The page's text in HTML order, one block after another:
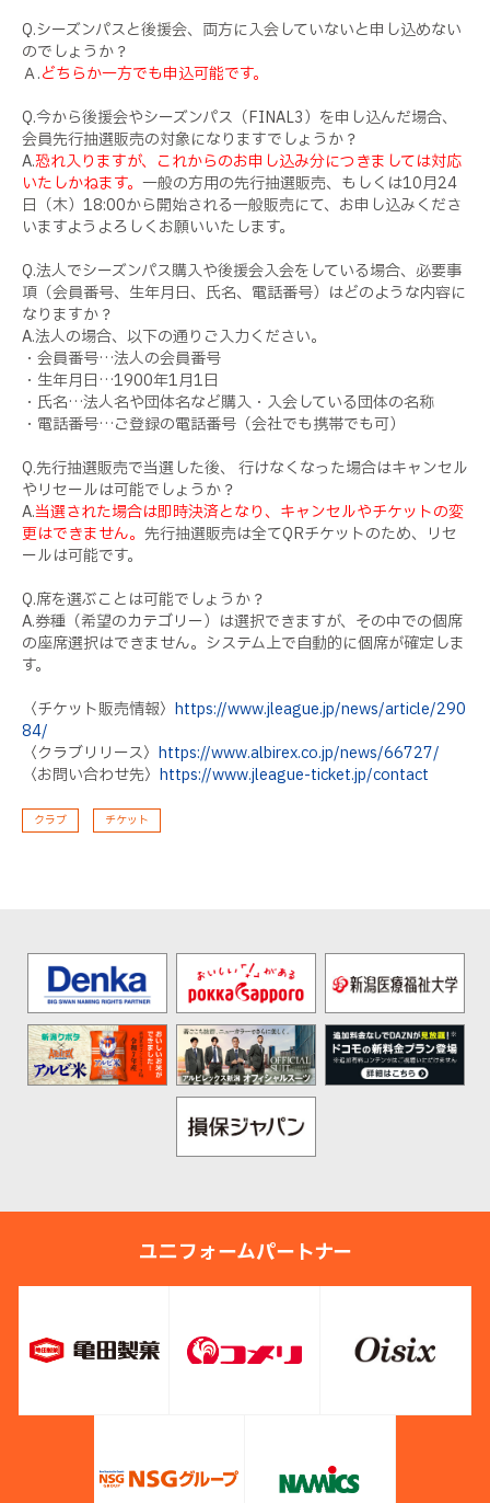
Q.シーズンパスと後援会、両方に入会していないと申し込めない
のでしょうか？
Ａ.どちらか一方でも申込可能です。
Q.今から後援会やシーズンパス（FINAL3）を申し込んだ場合、
会員先行抽選販売の対象になりますでしょうか？
A.恐れ入りますが、これからのお申し込み分につきましては対応
いたしかねます。 一般の方用の先行抽選販売、もしくは10月24
日（木）18:00から開始される一般販売にて、お申し込みくださ
いますようよろしくお願いいたします。
Q.法人でシーズンパス購入や後援会入会をしている場合、必要事
項（会員番号、生年月日、氏名、電話番号）はどのような内容に
なりますか？
A.法人の場合、以下の通りご入力ください。
・会員番号…法人の会員番号
・生年月日…1900年1月1日
・氏名…法人名や団体名など購入・入会している団体の名称
・電話番号…ご登録の電話番号（会社でも携帯でも可）
Q.先行抽選販売で当選した後、 行けなくなった場合はキャンセル
やリセールは可能でしょうか？
A.当選された場合は即時決済となり、キャンセルやチケットの変
更はできません。 先行抽選販売は全てQRチケットのため、リセ
ールは可能です。
Q.席を選ぶことは可能でしょうか？
A.券種（希望のカテゴリー）は選択できますが、その中での個席
の座席選択はできません。システム上で自動的に個席が確定しま
す。
〈チケット販売情報〉 https://www.jleague.jp/news/article/290
84/
〈クラブリリース〉 https://www.albirex.co.jp/news/66727/
〈お問い合わせ先〉 https://www.jleague-ticket.jp/contact
クラブ チケット
ユニフォームパートナー